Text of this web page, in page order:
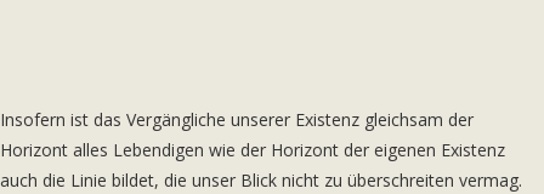
Insofern ist das Vergängliche unserer Existenz gleichsam der
Horizont alles Lebendigen wie der Horizont der eigenen Existenz
auch die Linie bildet, die unser Blick nicht zu überschreiten vermag.